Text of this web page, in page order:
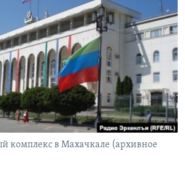
РАССЫЛКУ
комплекс в Махачкале (архивное